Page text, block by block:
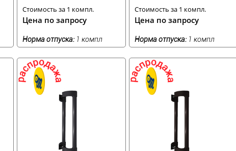
Стоимость за 1 компл.
Цена по запросу
Норма отпуска:1 компл
Стоимость за 1 компл.
Цена по запросу
Норма отпуска:1 компл